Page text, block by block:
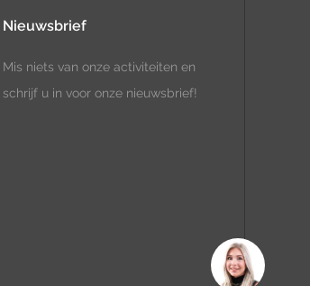
Nieuwsbrief
Mis niets van onze activiteiten en
schrijf u in voor onze nieuwsbrief!